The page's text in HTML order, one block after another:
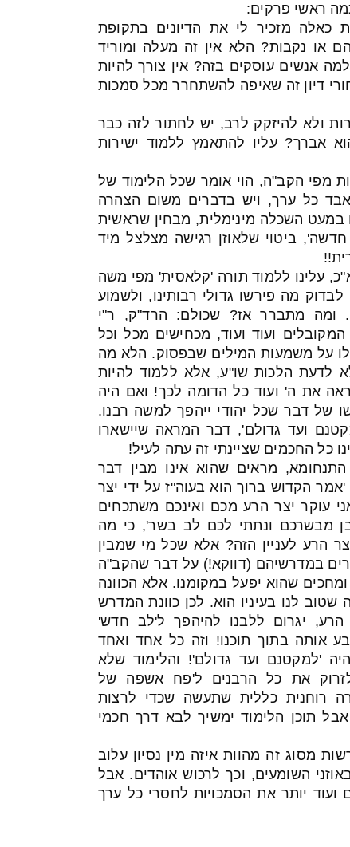
ראשי פרקים:
כאלה מזכיר לי את הדיונים בתקופת
או נקבות? הלא אין זה מעלה ומוריד
אנשים עוסקים בזה? אין צורך להיות
דיון זה שאיפה להשתחרר מכל סמכות
ולא להיזקק לרב, יש לחתור לזה כבר
אברך? עליו להתאמץ ללמוד ישירות
מפי הקב"ה, הוי אומר שכל הלימוד של
כל ערך, ויש בדברים משום הצהרה
במעט השכלה מינימלית, מבחין שראשית
ביטוי שלאוזן רגישה מצלצל מיד
עלינו ללמוד תורה 'קלאסית' מפי משה
מה פירשו גדולי רבותינו, ולשמוע
ומה מתברר אז? שכולם: הרד"ק, ר"י
ועוד ועוד, מכחישים מכל וכל
על משמעות המילים שבפסוק. הלא מה
הלכות שו"ע, אלא ללמוד להיות
את ה' ועוד כל הדומה לכך! ואם היה
של דבר שכל יהודי ייהפך למשה רבנו.
ועד גדולם', דבר המראה שיישארו
כל החכמים שציינתי זה עתה לעיל!
מראים שהוא אינו מבין דבר
הקדוש ברוך הוא בעוה"ז על ידי יצר
עוקר יצר הרע מכם ואינכם משתכחים
מבשרכם ונתתי לכם לב בשר', כי מה
הרע לעניין הזה? אלא שכל מי שמבין
במדרשיהם (דווקא!) על דבר שהקב"ה
שהוא יפעל במקומנו. אלא הכוונה
לנו בעיניו הוא. לכן כוונת המדרש
יגרום ללבנו להיהפך ל'לב חדש'
אותה בתוך תוכנו! וזה כל אחד ואחד
'למקטנם ועד גדולם'! והלימוד שלא
לזרוק את כל הרבנים ל'פח אשפה של
רוחנית כללית שתעשה שכדי לרצות
תוכן הלימוד ימשיך לבא דרך חכמי
מסוג זה מהוות איזה מין נסיון עלוב
השומעים, וכך לרכוש אוהדים. אבל
ועוד יותר את הסמכויות לחסרי כל ערך